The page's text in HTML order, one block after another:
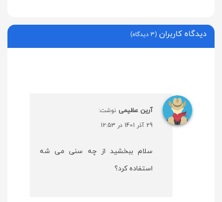
دیدگاه کاربران (3 دیدگاه)
آرین عظیمی نوشت:
29 آذر 1401 در 12:53
سلام ببخشید از چه سنی می شه
استفاده کرد؟